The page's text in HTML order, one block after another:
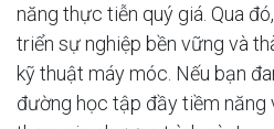
năng thực tiễn quý giá. Qua
triển sự nghiệp bền vững và
kỹ thuật máy móc. Nếu bạn
đường học tập đầy tiềm năng